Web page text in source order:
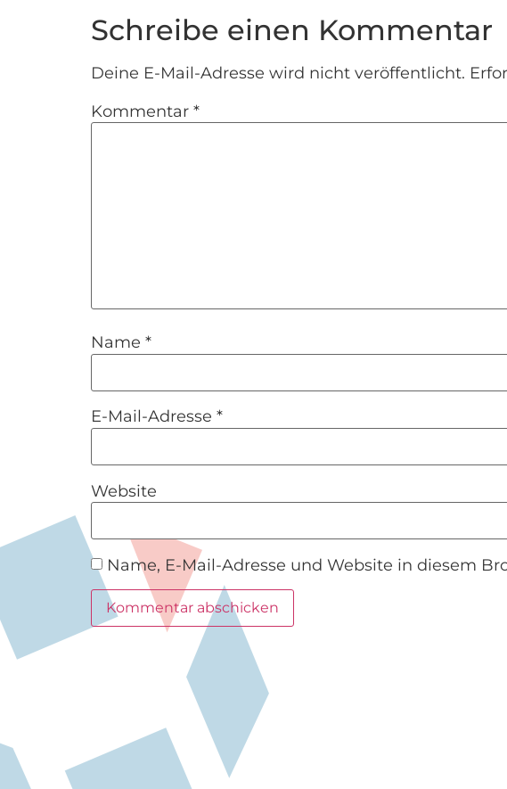
Schreibe einen Kommentar
Deine E-Mail-Adresse wird nicht veröffentlicht.
Kommentar *
Name *
E-Mail-Adresse *
Website
Name, E-Mail-Adresse und Website in diesem